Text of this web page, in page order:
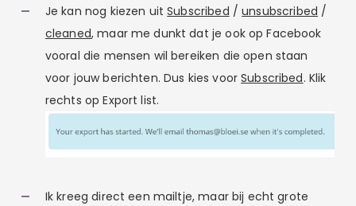
Je kan nog kiezen uitSubscribed /unsubscribed /
cleaned, maar me dunkt dat je ook op Facebook
vooral die mensen wil bereiken die open staan
voor jouw berichten. Dus kies voorSubscribed. Klik
rechts op Export list.
Ik kreeg direct een mailtje, maar bij echt grote